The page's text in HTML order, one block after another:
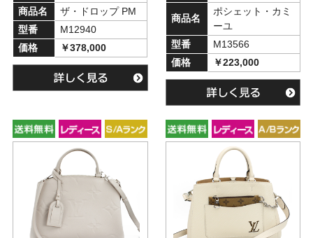
商品名
ザ・ドロップ PM
型番
M12940
価格
￥378,000
商品名
ポシェット・カミ
ーユ
型番
M13566
価格
￥223,000